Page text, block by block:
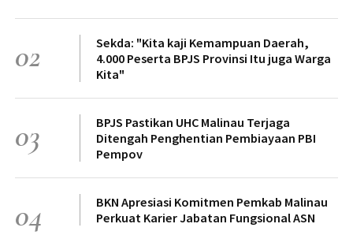
02
Sekda: "Kita kaji Kemampuan Daerah,
4.000 Peserta BPJS Provinsi Itu juga Warga
Kita"
03
BPJS Pastikan UHC Malinau Terjaga
Ditengah Penghentian Pembiayaan PBI
Pempov
04
BKN Apresiasi Komitmen Pemkab Malinau
Perkuat Karier Jabatan Fungsional ASN